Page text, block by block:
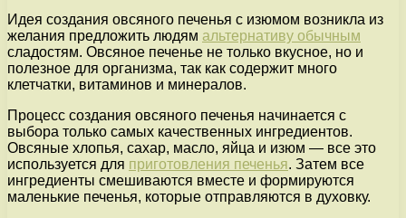
Идея создания овсяного печенья с изюмом возникла из
желания предложить людям альтернативу обычным
сладостям. Овсяное печенье не только вкусное, но и
полезное для организма, так как содержит много
клетчатки, витаминов и минералов.
Процесс создания овсяного печенья начинается с
выбора только самых качественных ингредиентов.
Овсяные хлопья, сахар, масло, яйца и изюм — все это
используется для приготовления печенья. Затем все
ингредиенты смешиваются вместе и формируются
маленькие печенья, которые отправляются в духовку.